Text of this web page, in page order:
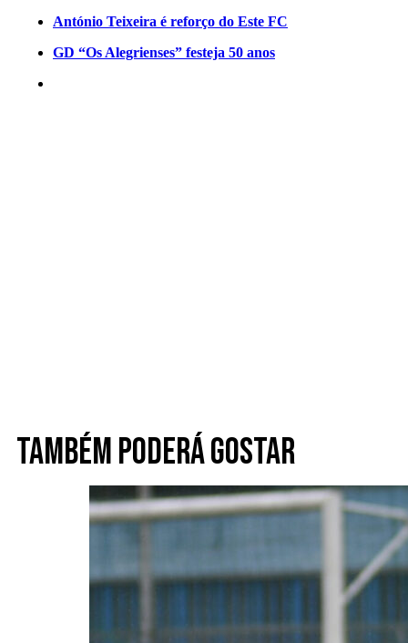
António Teixeira é reforço do Este FC
GD “Os Alegrienses” festeja 50 anos
Também poderá gostar